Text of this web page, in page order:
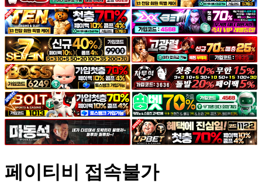
공지
1:1문의
광고문의
페이티비 접속불가